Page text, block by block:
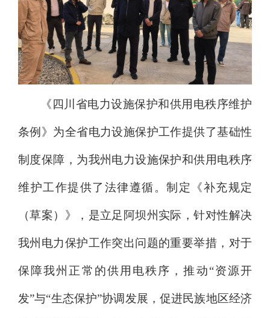
《四川省电力设施保护和供用电秩序维护
条例》 为全省电力设施保护工作提供了基础性
制度保障，为我州电力设施保护和供用电秩序
维护工作提供了法律遵循。 制定 《补充规定
（草案）》，是立足阿坝州实际，针对性解决
我州电力保护工作突出问题的重要举措，对于
保障我州正常的供用电秩序，推动“资源开
发”与“生态保护”协调发展，促进民族地区经济